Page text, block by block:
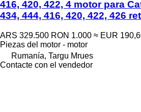
416, 420, 422, 4 motor para
434, 444, 416, 420, 422, 426
ARS 329.500 RON 1.000 ≈ EUR
Piezas del motor - motor
Rumanía, Targu Mrues
Contacte con el vendedor